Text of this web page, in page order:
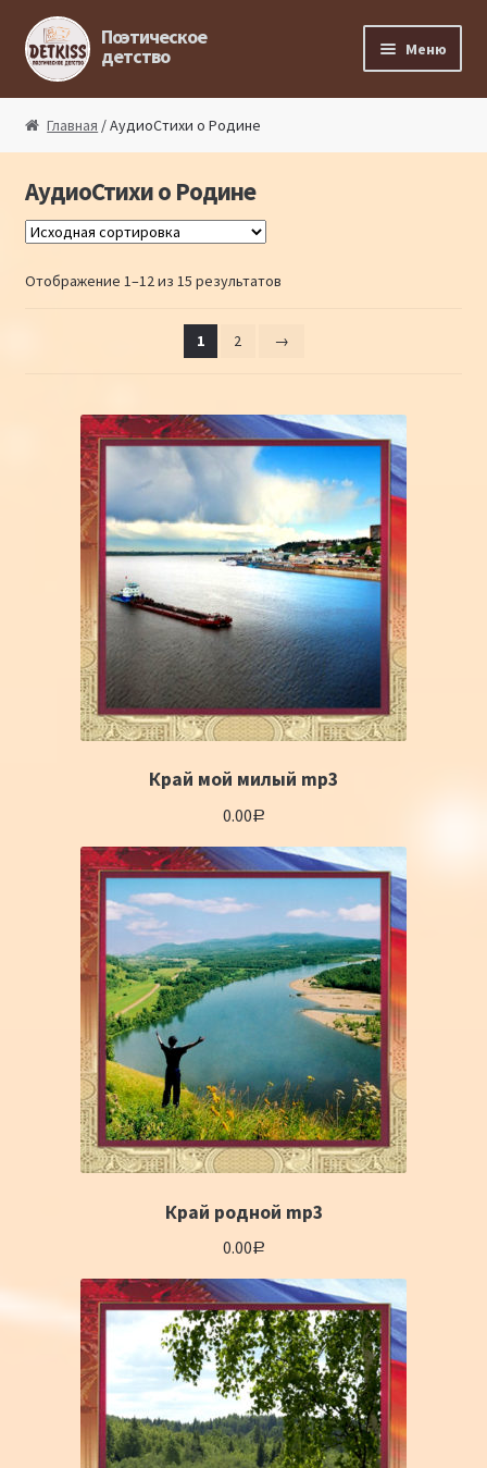
Перейти к навигации
Перейти к содержимому
Поэтическое
детство Меню
Поэтический ликбез
Поэтический блог
Стихи из под пера
Детская философия
Конкурсы
Интернет-конкурс чтецов «Созвучие 2018»
Наши участники и победители
Интернет-конкурс чтецов «Созвучие 2017»
Наши участники 2017
Страничка победителей 2017
Главная / АудиоСтихи о Родине
АудиоСтихи о Родине
Отображение 1–12 из 15 результатов
1 2 →
Край мой милый mp3
0.00Р
Край родной mp3
0.00Р